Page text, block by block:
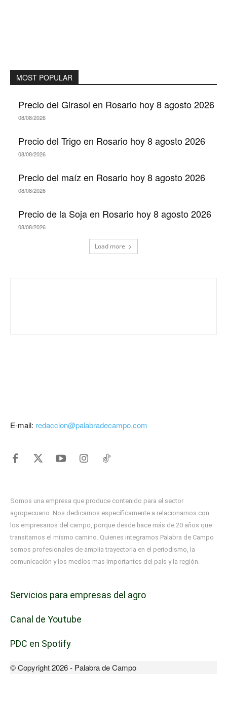
MOST POPULAR
Precio del Girasol en Rosario hoy 8 agosto 2026
08/08/2026
Precio del Trigo en Rosario hoy 8 agosto 2026
08/08/2026
Precio del maíz en Rosario hoy 8 agosto 2026
08/08/2026
Precio de la Soja en Rosario hoy 8 agosto 2026
08/08/2026
Load more
E-mail: redaccion@palabradecampo.com
Somos una empresa que produce contenido para el sector
agropecuario. Nos dedicamos específicamente a relacionarnos con
los empresarios del campo, porque desde hace más de 20 años que
transitamos el mismo camino. Quienes integramos Palabra de Campo
somos profesionales de amplia trayectoria en el periodismo, la
comunicación y los medios mas importantes del país y la región.
Servicios para empresas del agro
Canal de Youtube
PDC en Spotify
© Copyright 2026 - Palabra de Campo